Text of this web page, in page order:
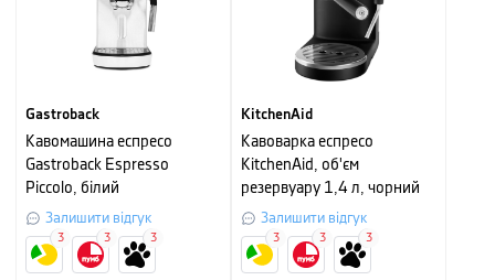
Gastroback
Кавомашина еспресо
Gastroback Espresso
Piccolo, білий
Залишити відгук
3 3 3
KitchenAid
Кавоварка еспресо
KitchenAid, об'єм
резервуару 1,4 л, чорний
матовий
Залишити відгук
3 3 3